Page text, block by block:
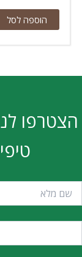
הוספה לסל
הצטרפו